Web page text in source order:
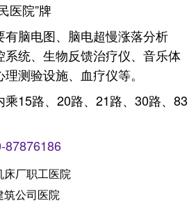
医院”牌
有脑电图、脑电超慢涨落分析
统、生物反馈治疗仪、音乐体
测验设施、血疗仪等。
乘15路、20路、21路、30路、83
87876186
床厂职工医院
筑公司医院